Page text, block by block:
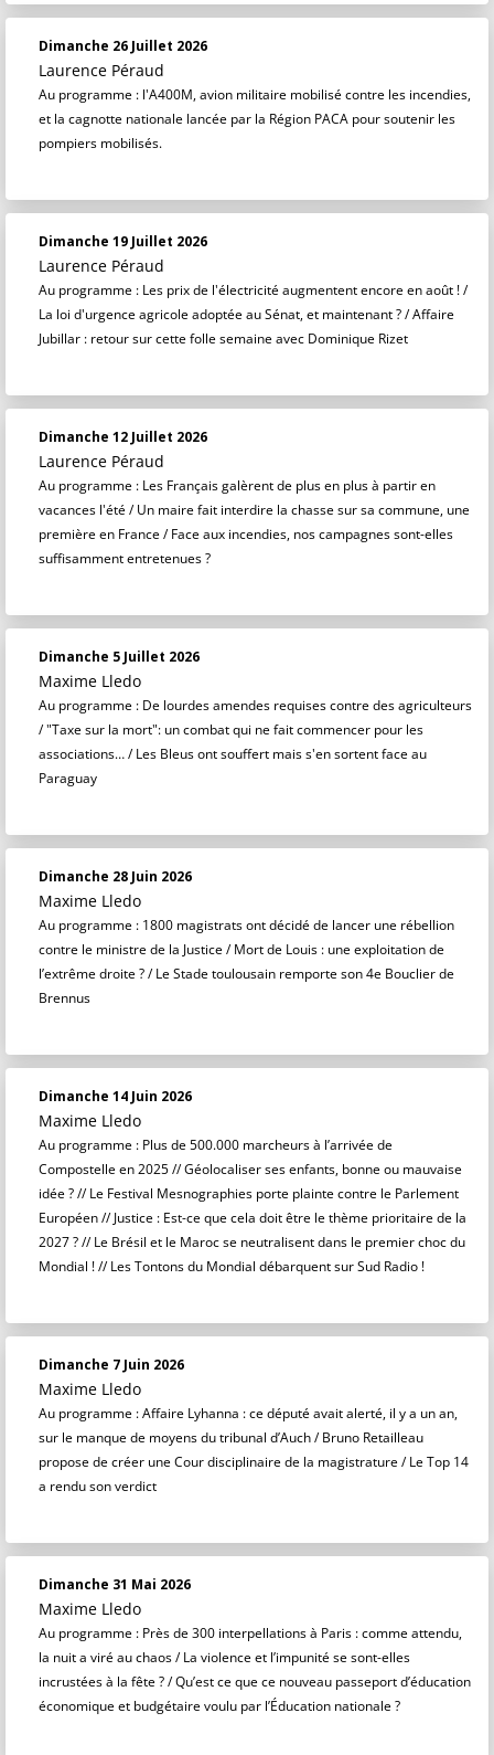
Dimanche 26 Juillet 2026
Laurence Péraud
Au programme : l'A400M, avion militaire mobilisé contre les incendies,
et la cagnotte nationale lancée par la Région PACA pour soutenir les
pompiers mobilisés.
Dimanche 19 Juillet 2026
Laurence Péraud
Au programme : Les prix de l'électricité augmentent encore en août ! /
La loi d'urgence agricole adoptée au Sénat, et maintenant ? / Affaire
Jubillar : retour sur cette folle semaine avec Dominique Rizet
Dimanche 12 Juillet 2026
Laurence Péraud
Au programme : Les Français galèrent de plus en plus à partir en
vacances l'été / Un maire fait interdire la chasse sur sa commune, une
première en France / Face aux incendies, nos campagnes sont-elles
suffisamment entretenues ?
Dimanche 5 Juillet 2026
Maxime Lledo
Au programme : De lourdes amendes requises contre des agriculteurs
/ "Taxe sur la mort": un combat qui ne fait commencer pour les
associations… / Les Bleus ont souffert mais s'en sortent face au
Paraguay
Dimanche 28 Juin 2026
Maxime Lledo
Au programme : 1800 magistrats ont décidé de lancer une rébellion
contre le ministre de la Justice / Mort de Louis : une exploitation de
l’extrême droite ? / Le Stade toulousain remporte son 4e Bouclier de
Brennus
Dimanche 14 Juin 2026
Maxime Lledo
Au programme : Plus de 500.000 marcheurs à l’arrivée de
Compostelle en 2025 // Géolocaliser ses enfants, bonne ou mauvaise
idée ? // Le Festival Mesnographies porte plainte contre le Parlement
Européen // Justice : Est-ce que cela doit être le thème prioritaire de la
2027 ? // Le Brésil et le Maroc se neutralisent dans le premier choc du
Mondial ! // Les Tontons du Mondial débarquent sur Sud Radio !
Dimanche 7 Juin 2026
Maxime Lledo
Au programme : Affaire Lyhanna : ce député avait alerté, il y a un an,
sur le manque de moyens du tribunal d’Auch / Bruno Retailleau
propose de créer une Cour disciplinaire de la magistrature / Le Top 14
a rendu son verdict
Dimanche 31 Mai 2026
Maxime Lledo
Au programme : Près de 300 interpellations à Paris : comme attendu,
la nuit a viré au chaos / La violence et l’impunité se sont-elles
incrustées à la fête ? / Qu’est ce que ce nouveau passeport d’éducation
économique et budgétaire voulu par l’Éducation nationale ?